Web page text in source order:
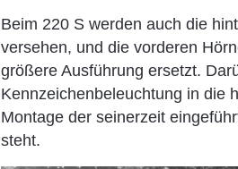
Beim 220 S werden auch die
versehen, und die vorderen
größere Ausführung ersetzt.
Kennzeichenbeleuchtung in die
Montage der seinerzeit
steht.